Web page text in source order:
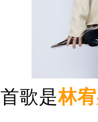
歌是林